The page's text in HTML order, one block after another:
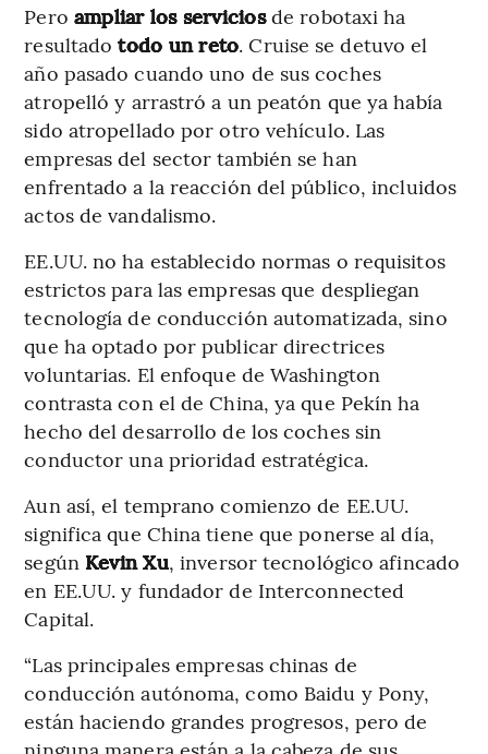
Pero ampliar los serviciosde robotaxi ha
resultadotodo un reto. Cruise se detuvo el
año pasado cuando uno de sus coches
atropelló y arrastró a un peatón que ya había
sido atropellado por otro vehículo. Las
empresas del sector también se han
enfrentado a la reacción del público, incluidos
actos de vandalismo.
EE.UU. no ha establecido normas o requisitos
estrictos para las empresas que despliegan
tecnología de conducción automatizada, sino
que ha optado por publicar directrices
voluntarias. El enfoque de Washington
contrasta con el de China, ya que Pekín ha
hecho del desarrollo de los coches sin
conductor una prioridad estratégica.
Aun así, el temprano comienzo de EE.UU.
significa que China tiene que ponerse al día,
según Kevin Xu, inversor tecnológico afincado
en EE.UU. y fundador de Interconnected
Capital.
“Las principales empresas chinas de
conducción autónoma, como Baidu y Pony,
están haciendo grandes progresos, pero de